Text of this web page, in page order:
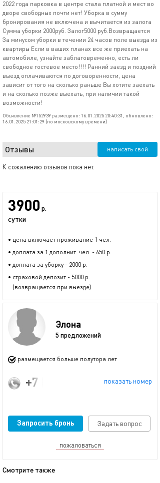
2022 года парковка в центре стала платной и мест во
дворе свободных почти нет! Уборка в сумму
бронирования не включена и вычитается из залога
Сумма уборки 2000руб. Залог5000 руб.Возвращается
За минусом уборки в течении 24 часов поле выезда из
квартиры Если в ваших планах все же приехать на
автомобиле, узнайте заблаговременно, есть ли
свободное гостевое место!!!! Ранний заезд и поздний
выезд оплачиваются по договоренности, цена
зависит от того на сколько раньше Вы хотите заехать
и на сколько позже выехать, при наличии такой
возможности!
Объявление №152939 размещено: 16.01.2025 20:40:31, обновлено:
16.01.2025 21:01:29 (по московскому времени)
Отзывы написать свой
К сожалению отзывов пока нет.
3900 р.
сутки
• цена включает проживание 1 чел.
• доплата за 1 дополнит. чел. - 650 р.
• доплата за уборку - 2000 р.
• страховой депозит - 5000 р.
(возвращается при выезде)
Элона
5 предложений
размещается больше полутора лет
показать номер
+7 (911) 996-69-89
Запросить бронь Задать вопрос
пожаловаться
Смотрите также